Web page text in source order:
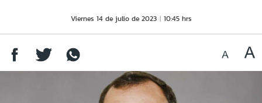
Viernes 14 de julio de 2023 10:45 hrs